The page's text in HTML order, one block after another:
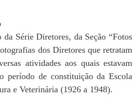
Série Diretores, da Seção “Fotos
dos Diretores que retratam
atividades aos quais estavam
período de constituição da Escola
e Veterinária (1926 a 1948).